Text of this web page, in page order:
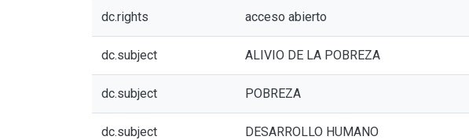
dc.rights acceso abierto
dc.subject ALIVIO DE LA POBREZA
dc.subject POBREZA
dc.subject DESARROLLO HUMANO